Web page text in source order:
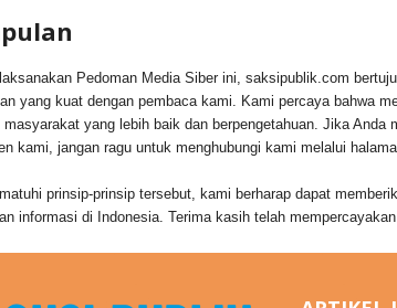
Pedoman Media Siber ini, saksipublik.com
yang kuat dengan pembaca kami. Kami percaya bahwa
masyarakat yang lebih baik dan berpengetahuan. Jika Anda
kami, jangan ragu untuk menghubungi kami melalui
prinsip-prinsip tersebut, kami berharap dapat
informasi di Indonesia. Terima kasih telah